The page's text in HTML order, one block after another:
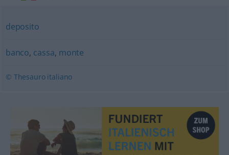
deposito
banco, cassa, monte
© Thesauro italiano